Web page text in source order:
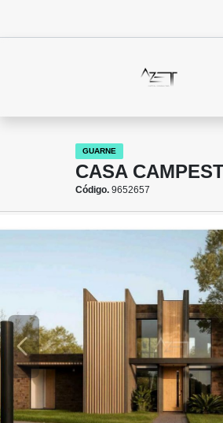
GUARNE
CASA
Código. 9652657